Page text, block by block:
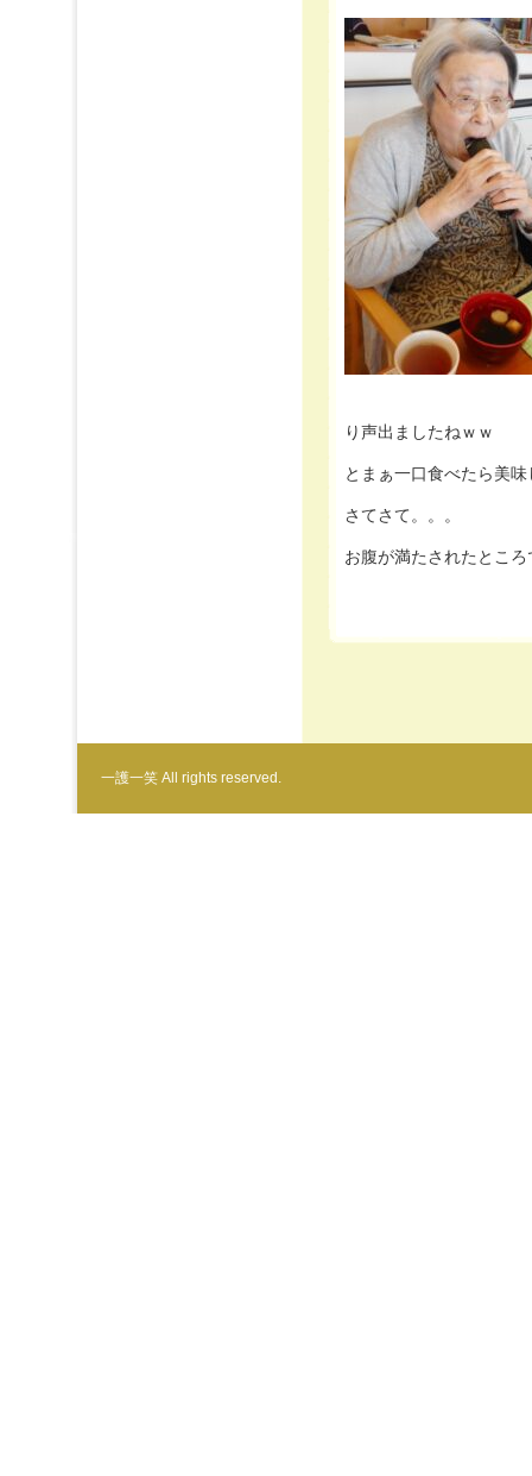
り声出ましたねｗｗ
とまぁ一口食べたら美
さてさて。。。
お腹が満たされたとこ
一護一笑 All rights reserved.